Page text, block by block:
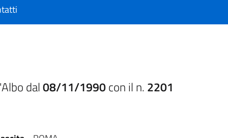
dal08/11/1990con il n. 2201